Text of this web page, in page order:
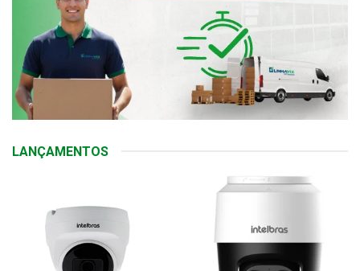
LANÇAMENTOS